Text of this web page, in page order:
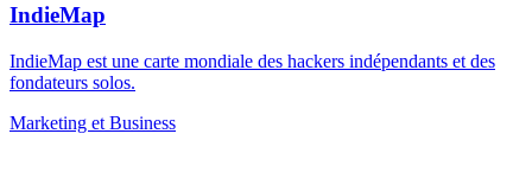
IndieMap
IndieMap est une carte mondiale des hackers indépendants et des
fondateurs solos.
Marketing et Business